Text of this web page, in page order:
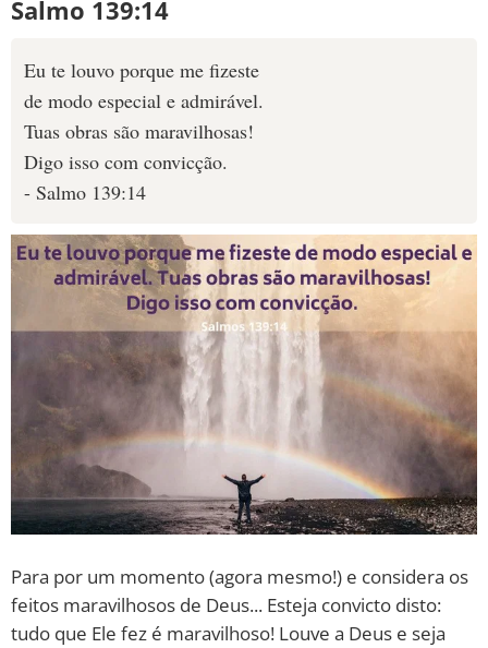
Salmo 139:14
Eu te louvo porque me fizeste
de modo especial e admirável.
Tuas obras são maravilhosas!
Digo isso com convicção.
- Salmo 139:14
Para por um momento (agora mesmo!) e considera os
feitos maravilhosos de Deus... Esteja convicto disto:
tudo que Ele fez é maravilhoso! Louve a Deus e seja